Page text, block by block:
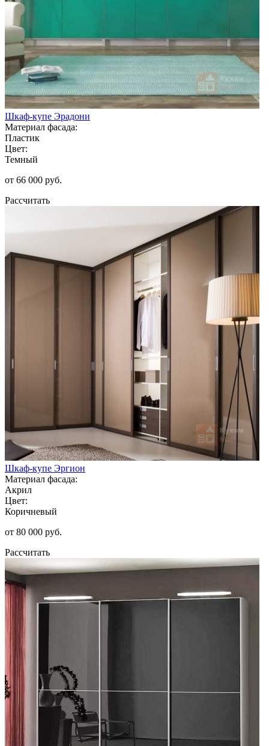
Шкаф-купе Эрадони
Материал фасада:
Пластик
Цвет:
Темный
от 66 000 руб.
Рассчитать
Шкаф-купе Эргион
Материал фасада:
Акрил
Цвет:
Коричневый
от 80 000 руб.
Рассчитать